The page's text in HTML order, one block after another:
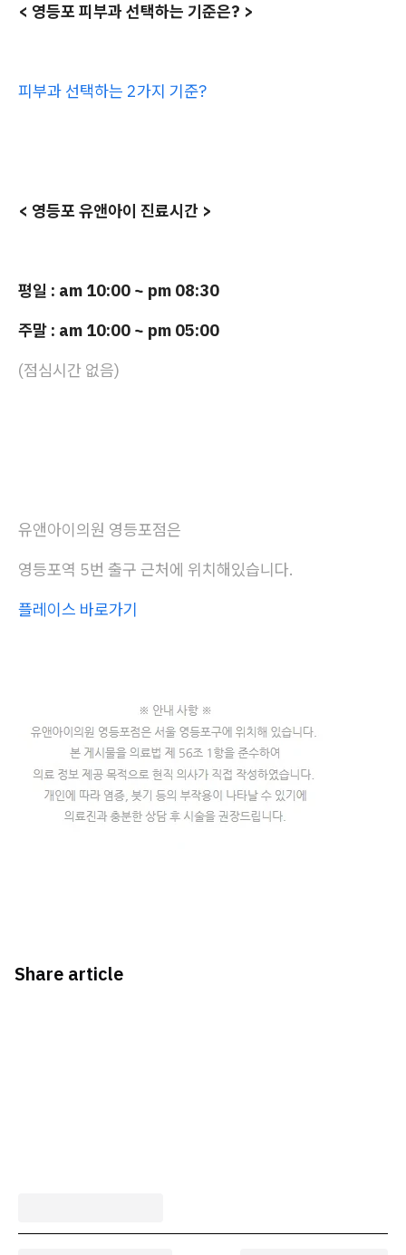
< 영등포 피부과 선택하는 기준은? >
피부과 선택하는 2가지 기준?
< 영등포 유앤아이 진료시간 >
평일 : am 10:00 ~ pm 08:30
주말 : am 10:00 ~ pm 05:00
(점심시간 없음)
유앤아이의원 영등포점은
영등포역 5번 출구 근처에 위치해있습니다.
플레이스 바로가기
Share article